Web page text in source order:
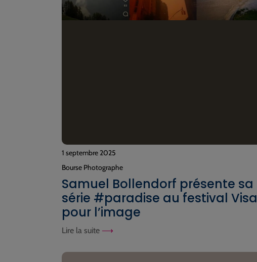
1 septembre 2025
Bourse Photographe
Samuel Bollendorf présente sa
série #paradise au festival Visa
pour l’image
Lire la suite